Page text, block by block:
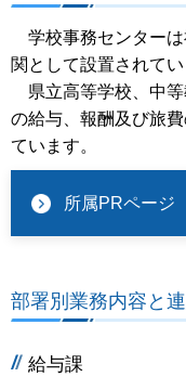
学校事務センターは
関として設置されてい
県立高等学校、中等
の給与、報酬及び旅
ています。
所属PRページ
部署別業務内容と
給与課